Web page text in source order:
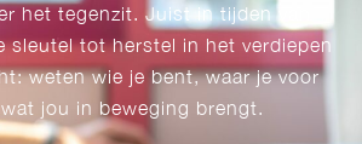
het tegenzit. Juist in tijden van
sleutel tot herstel in het verdiepen
weten wie je bent, waar je voor
jou in beweging brengt.